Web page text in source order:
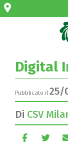
Digital
Pubblicato il 25/
Di CSV